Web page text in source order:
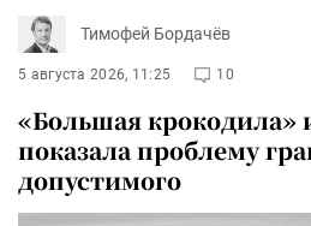
Тимофей Бордачёв
5 августа 2026, 11:25 10
«Большая крокодила»
показала проблему
допустимого